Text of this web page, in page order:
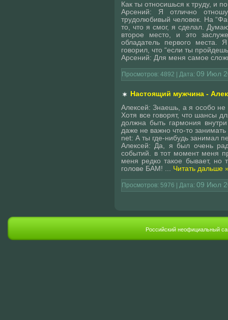
Как ты относишься к труду, и
Арсений: Я отлично
трудолюбивый человек. На
то, что я смог, я сделал.
второе место, и это
обладатель первого места.
говорил, что “если ты
Арсений: Для меня самое
Просмотров: 4892 | Дата: 09 Июл
Настоящий мужчина -
Алексей: Знаешь, а я особо
Хотя все говорят, что шансы
должна быть гармония
даже не важно что-то
net: А ты где-нибудь занимал
Алексей: Да, я был очень
событий. в тот момент меня
меня редко такое бывает, но
голове БАМ! ... Читать дальше
Просмотров: 5976 | Дата: 09 Июл
Российский неофициальный